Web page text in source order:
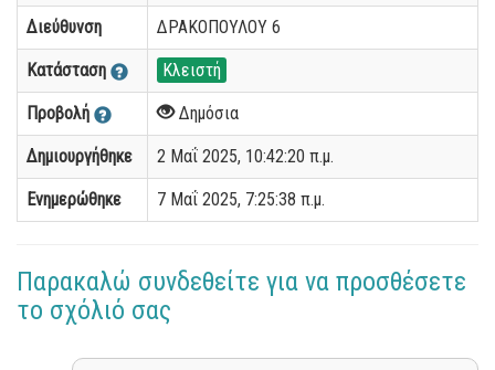
Διεύθυνση ΔΡΑΚΟΠΟΥΛΟΥ 6
Κατάσταση Κλειστή
Προβολή Δημόσια
Δημιουργήθηκε 2 Μαΐ 2025, 10:42:20 π.μ.
Ενημερώθηκε 7 Μαΐ 2025, 7:25:38 π.μ.
Παρακαλώ συνδεθείτε για να προσθέσετε
το σχόλιό σας